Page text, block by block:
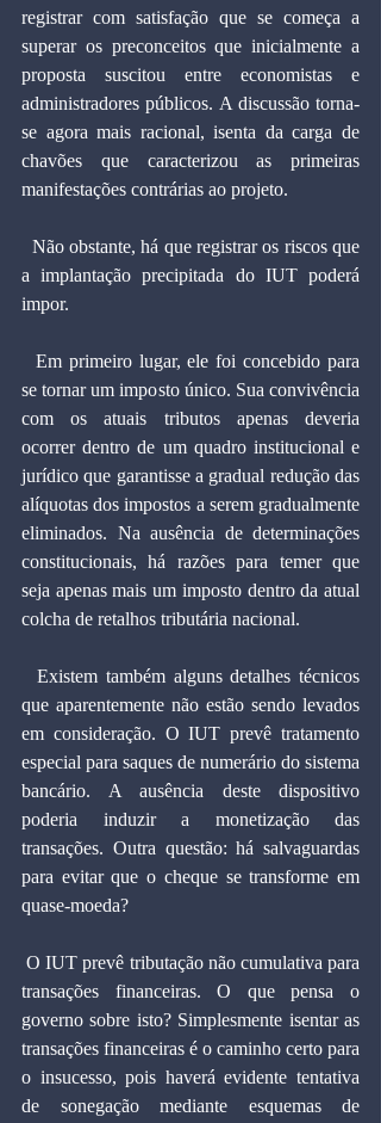
registrar com satisfação que se começa a
superar os preconceitos que inicialmente a
proposta suscitou entre economistas e
administradores públicos. A discussão torna-
se agora mais racional, isenta da carga de
chavões que caracterizou as primeiras
manifestações contrárias ao projeto.
a implantação precipitada do IUT poderá
impor.
se tornar um imposto único. Sua convivência
com os atuais tributos apenas deveria
ocorrer dentro de um quadro institucional e
jurídico que garantisse a gradual redução das
alíquotas dos impostos a serem gradualmente
eliminados. Na ausência de determinações
constitucionais, há razões para temer que
seja apenas mais um imposto dentro da atual
colcha de retalhos tributária nacional.
  Existem também alguns detalhes técnicos
que aparentemente não estão sendo levados
em consideração. O IUT prevê tratamento
especial para saques de numerário do sistema
bancário. A ausência deste dispositivo
poderia induzir a monetização das
transações. Outra questão: há salvaguardas
para evitar que o cheque se transforme em
quase-moeda?
O IUT prevê tributação não cumulativa para
transações financeiras. O que pensa o
governo sobre isto? Simplesmente isentar as
transações financeiras é o caminho certo para
o insucesso, pois haverá evidente tentativa
de sonegação mediante esquemas de